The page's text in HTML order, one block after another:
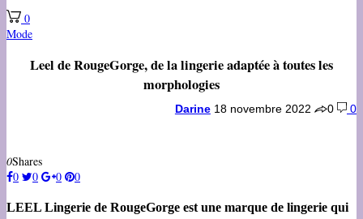
0
Mode
Leel de RougeGorge, de la lingerie adaptée à toutes les
morphologies
Darine 18 novembre 2022 0 0
0Shares
0
0 0 0
LEEL Lingerie de RougeGorge est une marque de lingerie qui